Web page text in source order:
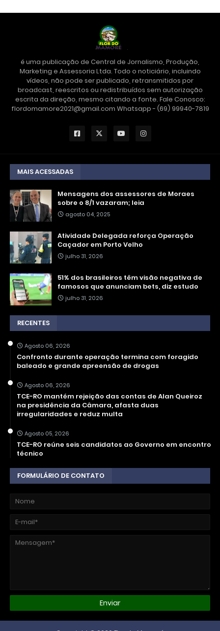
é uma publicação de Central de Jornalismo, Produção,
Marketing e Assessoria Ltda. Todo o noticiário, incluindo
vídeos, não pode ser publicado, retransmitidos por
broadcast, reescritos ou redistribuídos sem autorização
escrita da direção, mesmo citando a fonte. Fale Conosco:
flordomamore2021@gmail.com Whatsapp - (69) 99940-7819
MAIS ACESSADAS
Mensagens dos assessores de Moraes
sobre o 8/1 vazaram; leia
agosto 04, 2025
Atividade Delegada reforça Operação
Caçador em Porto Velho
julho 31, 2026
51% dos brasileiros têm visão negativa de
famosos que anunciam bets, diz estudo
julho 31, 2026
RECENTES
Agosto 06, 2026
Confronto durante operação termina com foragido
baleado e grande apreensão de drogas
Agosto 06, 2026
TCE-RO mantém rejeição das contas de Alan Queiroz
na presidência da Câmara, afasta duas
irregularidades e reduz multa
Agosto 05, 2026
TCE-RO reúne seis candidatos ao Governo em encontro
técnico
FORMULÁRIO DE CONTATO